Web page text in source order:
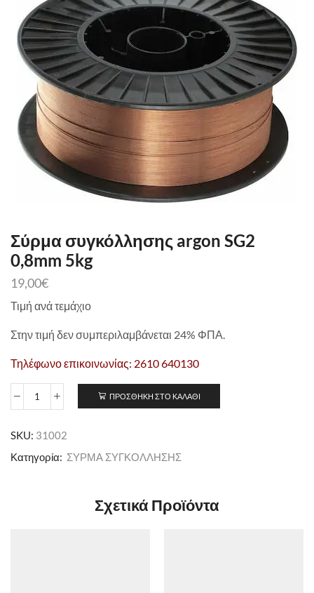
Σύρμα συγκόλλησης argon SG2
0,8mm 5kg
19,00€
Τιμή ανά τεμάχιο
Στην τιμή δεν συμπεριλαμβάνεται 24% ΦΠΑ.
Τηλέφωνο επικοινωνίας: 2610 640130
ΠΡΟΣΘΉΚΗ ΣΤΟ ΚΑΛΆΘΙ
SKU: 31002
Κατηγορία: ΣΥΡΜΑ ΣΥΓΚΟΛΛΗΣΗΣ
Σχετικά Προϊόντα